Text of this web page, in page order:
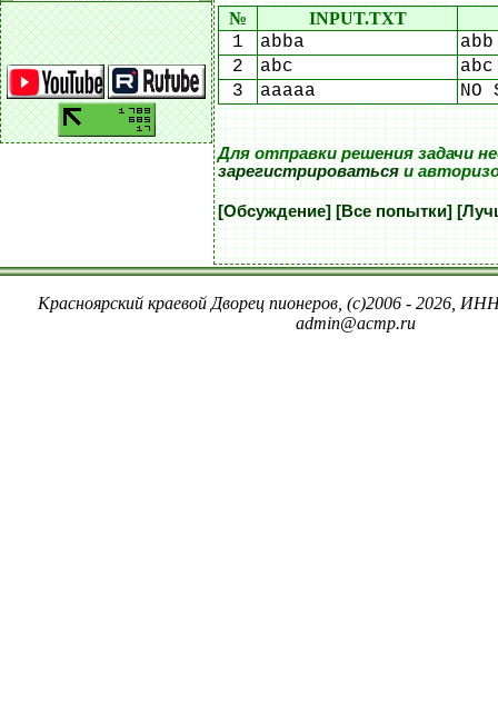
№ INPUT.TXT
1 abba
abb
2
abc
abc
3
aaaaa NO
Для отправки решения задачи
зарегистрироватьсяи
[Обсуждение] [Все попытки]
Красноярский краевой Дворец пионеров, (c)2006 - 2026,
admin@acmp.ru